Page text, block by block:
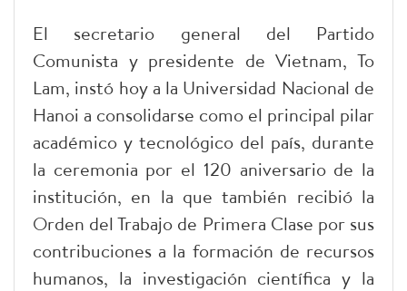
El secretario general del Partido
Comunista y presidente de Vietnam, To
Lam, instó hoy a la Universidad Nacional de
Hanoi a consolidarse como el principal pilar
académico y tecnológico del país, durante
la ceremonia por el 120 aniversario de la
institución, en la que también recibió la
Orden del Trabajo de Primera Clase por sus
contribuciones a la formación de recursos
humanos, la investigación científica y la